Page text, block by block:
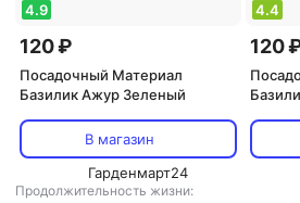
4.9
120 ₽
Посадочный Материал
Базилик Ажур Зеленый
В магазин
Гарденмарт24
Продолжительность жизни:
4.4
120